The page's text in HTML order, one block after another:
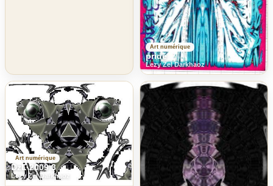
Art numérique
pride
Lezy Zel Darkhaoz
Art numérique
DzL 2009 3
Lezy Zel Darkhaoz